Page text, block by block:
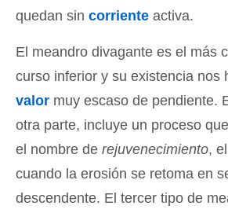
quedan sin corriente activa.
El meandro divagante es el más
curso inferior y su existencia nos
valor muy escaso de pendiente.
otra parte, incluye un proceso
el nombre de rejuvenecimiento,
cuando la erosión se retoma en
descendente. El tercer tipo de